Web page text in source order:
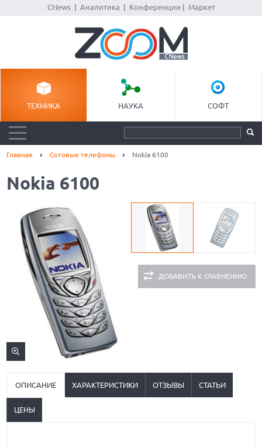
CNews| Аналитика Конференции Маркет
ТЕХНИКА НАУКА СОФТ
Главная Сотовые телефоны Nokia 6100
Nokia 6100
ДОБАВИТЬ К СРАВНЕНИЮ
ОПИСАНИЕ ХАРАКТЕРИСТИКИ ОТЗЫВЫ СТАТЬИ
ЦЕНЫ